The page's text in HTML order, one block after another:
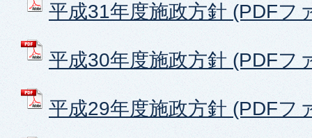
平成31年度施政方針 (PDFフ
平成30年度施政方針 (PDFフ
平成29年度施政方針 (PDFフ